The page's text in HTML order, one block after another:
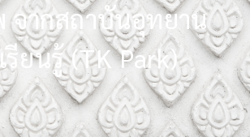
จากสถาบันอุทยาน
รียนรู้ (TK Park)